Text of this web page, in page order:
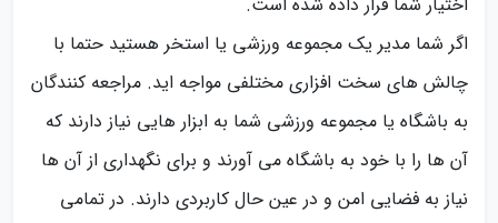
اگر شما مدیر یک مجموعه ورزشی یا استخر هستید حتما با
چالش های سخت افزاری مختلفی مواجه اید. مراجعه کنندگان
به باشگاه یا مجموعه ورزشی شما به ابزار هایی نیاز دارند که
آن ها را با خود به باشگاه می آورند و برای نگهداری از آن ها
نیاز به فضایی امن و در عین حال کاربردی دارند. در تمامی